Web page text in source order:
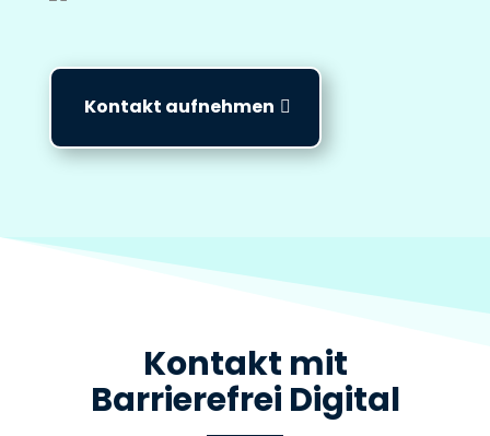
Kontakt aufnehmen
Kontakt mit
Barrierefrei Digital